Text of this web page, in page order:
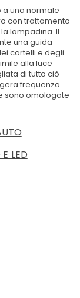
a una normale
con trattamento
lampadina. Il
una guida
cartelli e degli
alla luce
di tutto ciò
frequenza
sono omologate
LED